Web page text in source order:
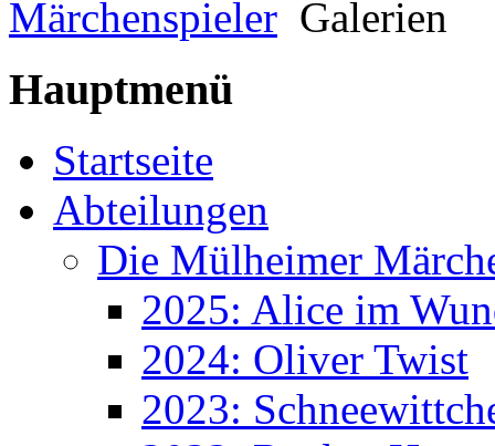
Märchenspieler Galerien
Hauptmenü
Startseite
Abteilungen
Die Mülheimer
2025: Alice im
2024: Oliver Twist
2023: